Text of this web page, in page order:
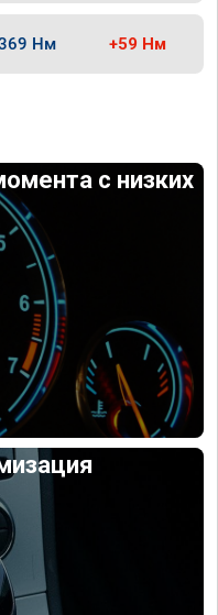
Нм +59 Нм
с низких